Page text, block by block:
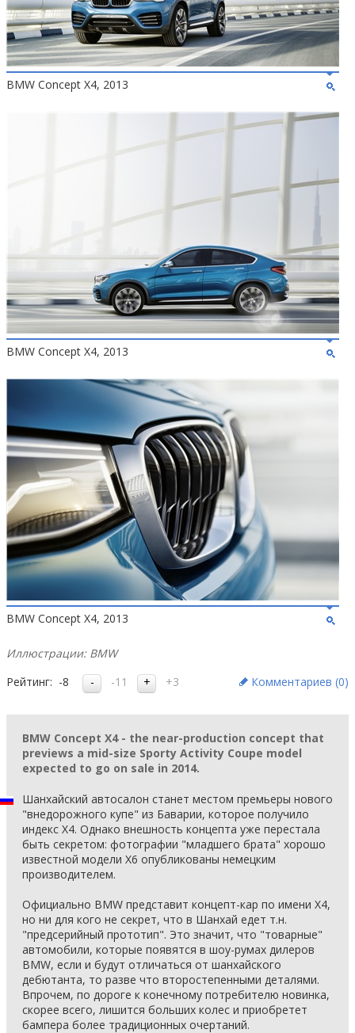
BMW Concept X4, 2013
BMW Concept X4, 2013
BMW Concept X4, 2013
Иллюстрации: BMW
Рейтинг: -8 -11 +3 Комментариев (0)
BMW Concept X4 - the near-production concept that
previews a mid-size Sporty Activity Coupe model
expected to go on sale in 2014.
Шанхайский автосалон станет местом премьеры нового
"внедорожного купе" из Баварии, которое получило
индекс X4. Однако внешность концепта уже перестала
быть секретом: фотографии "младшего брата" хорошо
известной модели X6 опубликованы немецким
производителем.
Официально BMW представит концепт-кар по имени X4,
но ни для кого не секрет, что в Шанхай едет т.н.
"предсерийный прототип". Это значит, что "товарные"
автомобили, которые появятся в шоу-румах дилеров
BMW, если и будут отличаться от шанхайского
дебютанта, то разве что второстепенными деталями.
Впрочем, по дороге к конечному потребителю новинка,
скорее всего, лишится больших колес и приобретет
бампера более традиционных очертаний.